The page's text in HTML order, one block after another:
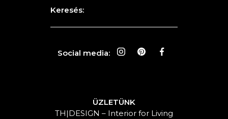
Keresés:
Social media:
ÜZLETÜNK
TH|DESIGN – Interior for Living